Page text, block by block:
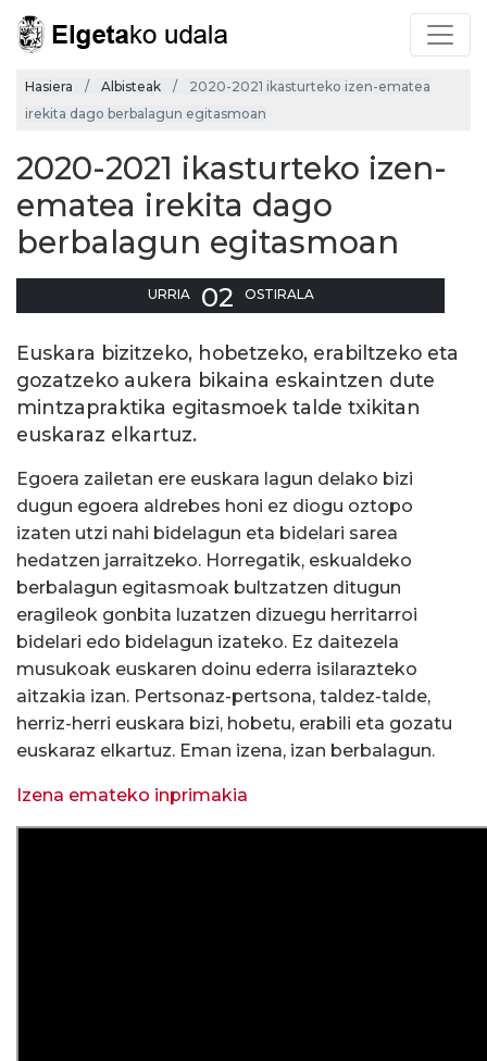
Hasiera Albisteak
2020-2021 ikasturteko izen-ematea
irekita dago berbalagun egitasmoan
2020-2021 ikasturteko izen-
ematea irekita dago
berbalagun egitasmoan
URRIA 02 OSTIRALA
Euskara bizitzeko, hobetzeko, erabiltzeko eta
gozatzeko aukera bikaina eskaintzen dute
mintzapraktika egitasmoek talde txikitan
euskaraz elkartuz.
Egoera zailetan ere euskara lagun delako bizi
dugun egoera aldrebes honi ez diogu oztopo
izaten utzi nahi bidelagun eta bidelari sarea
hedatzen jarraitzeko. Horregatik, eskualdeko
berbalagun egitasmoak bultzatzen ditugun
eragileok gonbita luzatzen dizuegu herritarroi
bidelari edo bidelagun izateko. Ez daitezela
musukoak euskaren doinu ederra isilarazteko
aitzakia izan. Pertsonaz-pertsona, taldez-talde,
herriz-herri euskara bizi, hobetu, erabili eta gozatu
euskaraz elkartuz. Eman izena, izan berbalagun.
Izena emateko inprimakia